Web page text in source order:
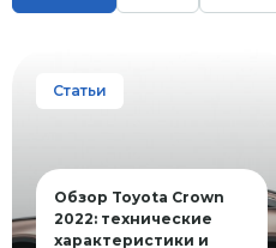
Статьи
Обзор Toyota Crown
2022: технические
характеристики и